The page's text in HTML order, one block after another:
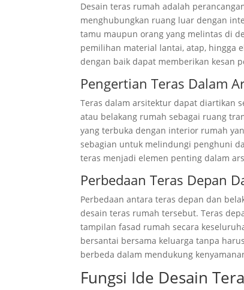
Desain teras rumah adalah
menghubungkan ruang luar dengan
tamu maupun orang yang melintas di
pemilihan material lantai, atap, hingga
dengan baik dapat memberikan kesan
Pengertian Teras Dalam
Teras dalam arsitektur dapat diartikan
atau belakang rumah sebagai ruang
yang terbuka dengan interior rumah
sebagian untuk melindungi penghuni
teras menjadi elemen penting dalam
Perbedaan Teras Depan
Perbedaan antara teras depan dan
desain teras rumah tersebut. Teras
tampilan fasad rumah secara
bersantai bersama keluarga tanpa
berbeda dalam mendukung
Fungsi Ide Desain